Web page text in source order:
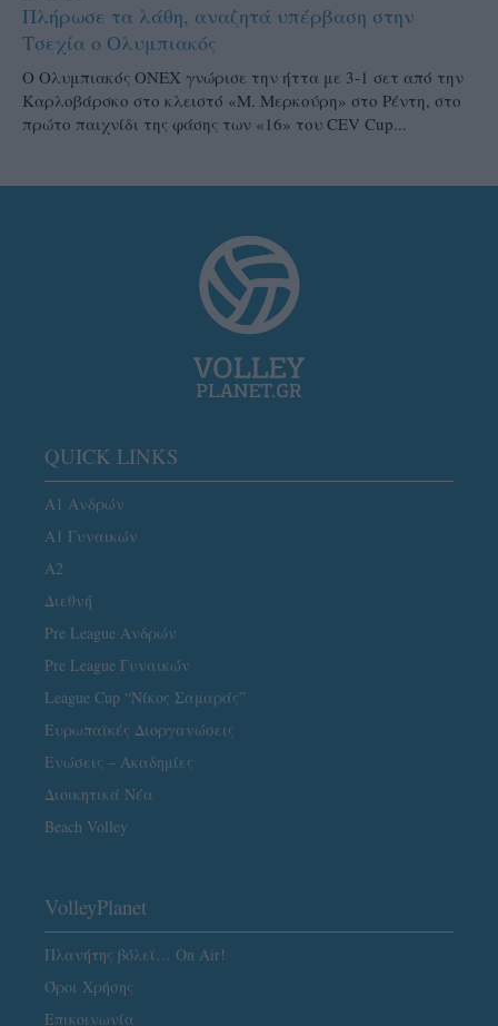
Πλήρωσε τα λάθη, αναζητά υπέρβαση στην
Τσεχία ο Ολυμπιακός
Ο Ολυμπιακός ΟΝΕΧ γνώρισε την ήττα με 3-1 σετ από την
Καρλοβάρσκο στο κλειστό «Μ. Μερκούρη» στο Ρέντη, στο
πρώτο παιχνίδι της φάσης των «16» του CEV Cup...
QUICK LINKS
Α1 Ανδρών
Α1 Γυναικών
A2
Διεθνή
Pre League Ανδρών
Pre League Γυναικών
League Cup “Νίκος Σαμαράς”
Ευρωπαϊκές Διοργανώσεις
Ενώσεις – Ακαδημίες
Διοικητικά Νέα
Beach Volley
VolleyPlanet
Πλανήτης βόλεϊ… On Air!
Όροι Χρήσης
Επικοινωνία